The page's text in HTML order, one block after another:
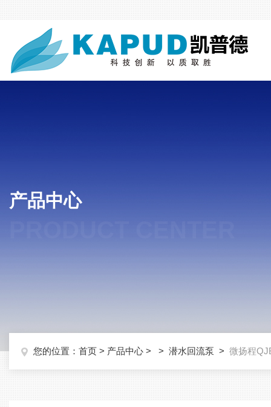
产品中心
您的位置： 首页 > 产品中心 > > 潜水回流泵 > 微扬程